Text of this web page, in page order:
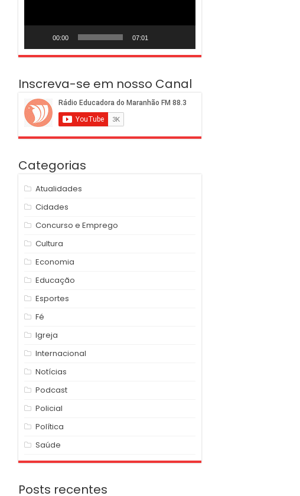
00:00 07:01
Inscreva-se em nosso Canal
Categorias
Atualidades
Cidades
Concurso e Emprego
Cultura
Economia
Educação
Esportes
Fé
Igreja
Internacional
Notícias
Podcast
Policial
Política
Saúde
Posts recentes